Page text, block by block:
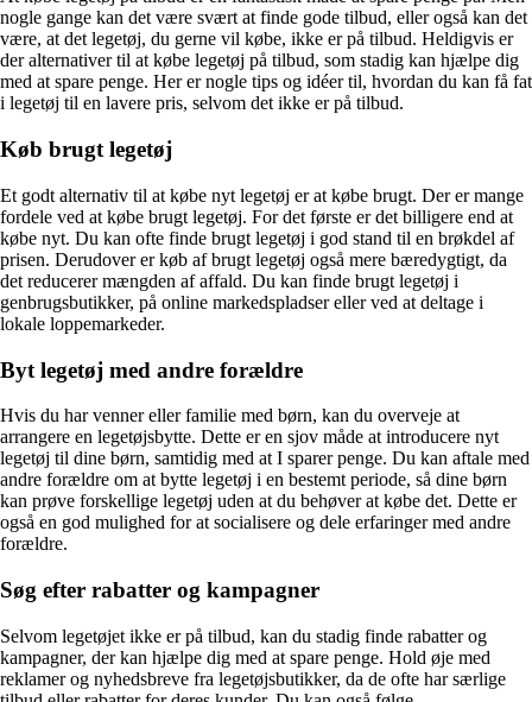
nogle gange kan det være svært at finde gode tilbud, eller også kan det
være, at det legetøj, du gerne vil købe, ikke er på tilbud. Heldigvis er
der alternativer til at købe legetøj på tilbud, som stadig kan hjælpe dig
med at spare penge. Her er nogle tips og idéer til, hvordan du kan få fat
i legetøj til en lavere pris, selvom det ikke er på tilbud.
Køb brugt legetøj
Et godt alternativ til at købe nyt legetøj er at købe brugt. Der er mange
fordele ved at købe brugt legetøj. For det første er det billigere end at
købe nyt. Du kan ofte finde brugt legetøj i god stand til en brøkdel af
prisen. Derudover er køb af brugt legetøj også mere bæredygtigt, da
det reducerer mængden af affald. Du kan finde brugt legetøj i
genbrugsbutikker, på online markedspladser eller ved at deltage i
lokale loppemarkeder.
Byt legetøj med andre forældre
Hvis du har venner eller familie med børn, kan du overveje at
arrangere en legetøjsbytte. Dette er en sjov måde at introducere nyt
legetøj til dine børn, samtidig med at I sparer penge. Du kan aftale med
andre forældre om at bytte legetøj i en bestemt periode, så dine børn
kan prøve forskellige legetøj uden at du behøver at købe det. Dette er
også en god mulighed for at socialisere og dele erfaringer med andre
forældre.
Søg efter rabatter og kampagner
Selvom legetøjet ikke er på tilbud, kan du stadig finde rabatter og
kampagner, der kan hjælpe dig med at spare penge. Hold øje med
reklamer og nyhedsbreve fra legetøjsbutikker, da de ofte har særlige